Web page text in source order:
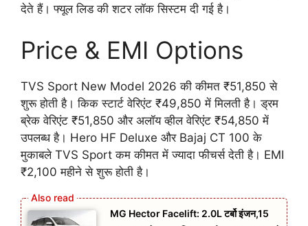
देते हैं। फ्यूल लिड की शटर लॉक सिस्टम दी गई है।
Price & EMI Options
TVS Sport New Model 2026 की कीमत ₹51,850 से
शुरू होती है। किक स्टार्ट वेरिएंट ₹49,850 में मिलती है। ड्रम
ब्रेक वेरिएंट ₹51,850 और अलॉय व्हील वेरिएंट ₹54,850 में
उपलब्ध है। Hero HF Deluxe और Bajaj CT 100 के
मुकाबले TVS Sport कम कीमत में ज्यादा फीचर्स देती है। EMI
₹2,100 महीने से शुरू होती है।
MG Hector Facelift: 2.0L टर्बो इंजन,15